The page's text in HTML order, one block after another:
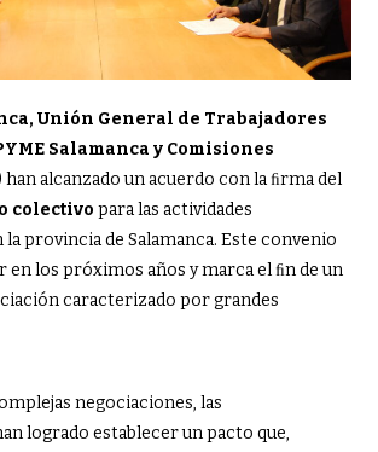
Unión General de Trabajadores
Salamanca y Comisiones
han alcanzado un acuerdo con la ﬁrma del
colectivo para las actividades
provincia de Salamanca. Este convenio
en los próximos años y marca el ﬁn de un
caracterizado por grandes
negociaciones, las
logrado establecer un pacto que,